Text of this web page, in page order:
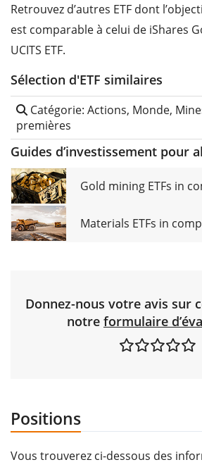
Retrouvez d’autres ETF dont
est comparable à celui de iShares
UCITS ETF.
Sélection d'ETF similaires
Catégorie: Actions, Monde,
premières
Guides d’investissement pour
Gold mining ETFs in
Materials ETFs in
Donnez-nous votre avis sur
notre formulaire
Positions
Vous trouverez ci-dessous des